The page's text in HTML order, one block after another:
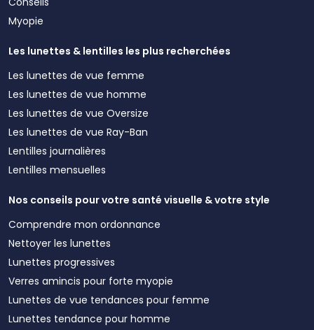
Myopie
Les lunettes & lentilles les plus recherchées
Les lunettes de vue femme
Les lunettes de vue homme
Les lunettes de vue Oversize
Les lunettes de vue Ray-Ban
Lentilles journalières
Lentilles mensuelles
Nos conseils pour votre santé visuelle & votre style
Comprendre mon ordonnance
Nettoyer les lunettes
Lunettes progressives
Verres amincis pour forte myopie
Lunettes de vue tendances pour femme
Lunettes tendance pour homme